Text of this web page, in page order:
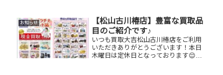
ーデーハンドバッグお家で眠っている
お品物はございませんか？そのお品...
お知らせ
【松山古川椿店】豊富な買取品
目のご紹介です♪
いつも買取大吉松山古川椿店をご利用
いただきありがとうございます！本日
木曜日は定休日となっております😌買